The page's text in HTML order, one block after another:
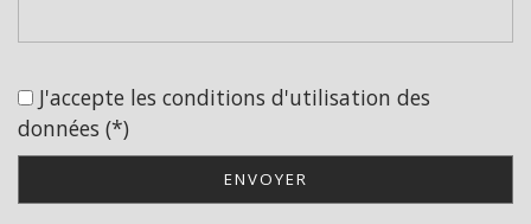
École maternelle
École primaire
Enseignement supérieur
J'accepte les conditions d'utilisation des
données (*)
ENVOYER